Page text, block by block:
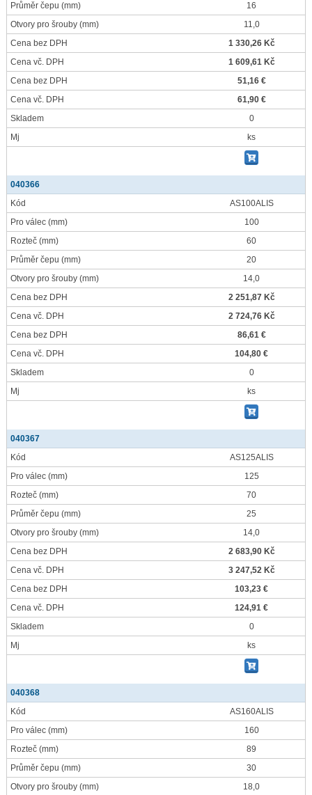
Průměr čepu (mm)
16
Otvory pro šrouby (mm)
11,0
Cena bez DPH
1 330,26 Kč
Cena vč. DPH
1 609,61 Kč
Cena bez DPH
51,16 €
Cena vč. DPH
61,90 €
Skladem
0
Mj
ks
040366
Kód
AS100ALIS
Pro válec (mm)
100
Rozteč (mm)
60
Průměr čepu (mm)
20
Otvory pro šrouby (mm)
14,0
Cena bez DPH
2 251,87 Kč
Cena vč. DPH
2 724,76 Kč
Cena bez DPH
86,61 €
Cena vč. DPH
104,80 €
Skladem
0
Mj
ks
040367
Kód
AS125ALIS
Pro válec (mm)
125
Rozteč (mm)
70
Průměr čepu (mm)
25
Otvory pro šrouby (mm)
14,0
Cena bez DPH
2 683,90 Kč
Cena vč. DPH
3 247,52 Kč
Cena bez DPH
103,23 €
Cena vč. DPH
124,91 €
Skladem
0
Mj
ks
040368
Kód
AS160ALIS
Pro válec (mm)
160
Rozteč (mm)
89
Průměr čepu (mm)
30
Otvory pro šrouby (mm) 18,0